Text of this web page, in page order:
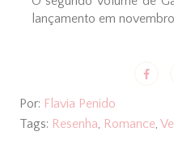
lançamento em
Por: Flavia Penido
Tags: Resenha, Romance,